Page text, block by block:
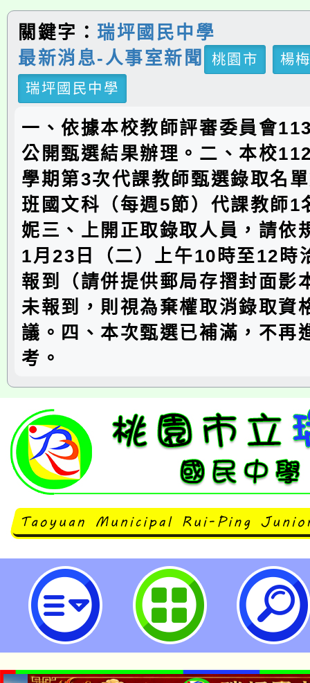
關鍵字： 瑞坪國民中學
最新消息-人事室新聞
桃園市
楊
瑞坪國民中學
一、依據本校教師評審委員會
公開甄選結果辦理。二、本校
學期第3次代課教師甄選錄取名
班國文科（每週5節）代課教師1
妮三、上開正取錄取人員，請依
1月23日（二）上午10時至12時
報到（請併提供郵局存摺封面影
未報到，則視為棄權取消錄取資
議。四、本次甄選已補滿，不再
考。
公告本校112學年度第2學期第3次
果-桃園市立瑞坪國民中學